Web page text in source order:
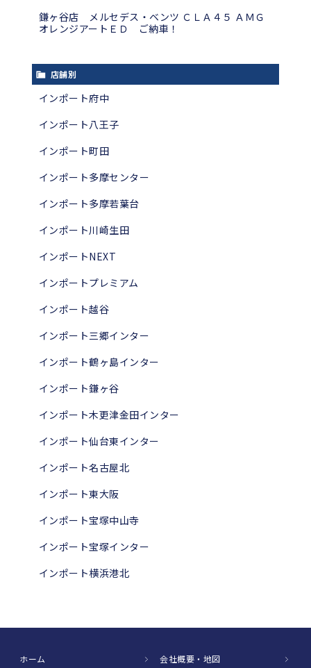
鎌ヶ谷店 メルセデス・ベンツ ＣＬＡ４５ ＡＭＧ
オレンジアートＥＤ ご納車！
店舗別
インポート府中
インポート八王子
インポート町田
インポート多摩センター
インポート多摩若葉台
インポート川崎生田
インポートNEXT
インポートプレミアム
インポート越谷
インポート三郷インター
インポート鶴ヶ島インター
インポート鎌ヶ谷
インポート木更津金田インター
インポート仙台東インター
インポート名古屋北
インポート東大阪
インポート宝塚中山寺
インポート宝塚インター
インポート横浜港北
ホーム 会社概要・地図